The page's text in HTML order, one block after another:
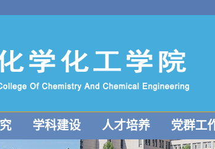
学科建设 人才培养 党群工